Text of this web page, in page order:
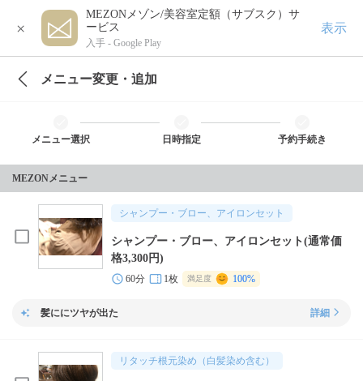
×
MEZONメゾン/美容室定額（サブスク）サ
ービス
入手 - Google Play
表示
メニュー変更・追加
メニュー選択 日時指定 予約手続き
MEZONメニュー
シャンプー・ブロー、アイロンセット
シャンプー・ブロー、アイロンセット(通常価
格3,300円)
60分 1枚 満足度 100%
髪ににツヤが出た 詳細
リタッチ根元染め（白髪染め含む）